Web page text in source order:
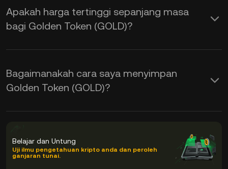
Apakah harga tertinggi sepanjang masa
bagi Golden Token (GOLD)?
Bagaimanakah cara saya menyimpan
Golden Token (GOLD)?
Belajar dan Untung
Uji ilmu pengetahuan kripto anda dan peroleh
ganjaran tunai.